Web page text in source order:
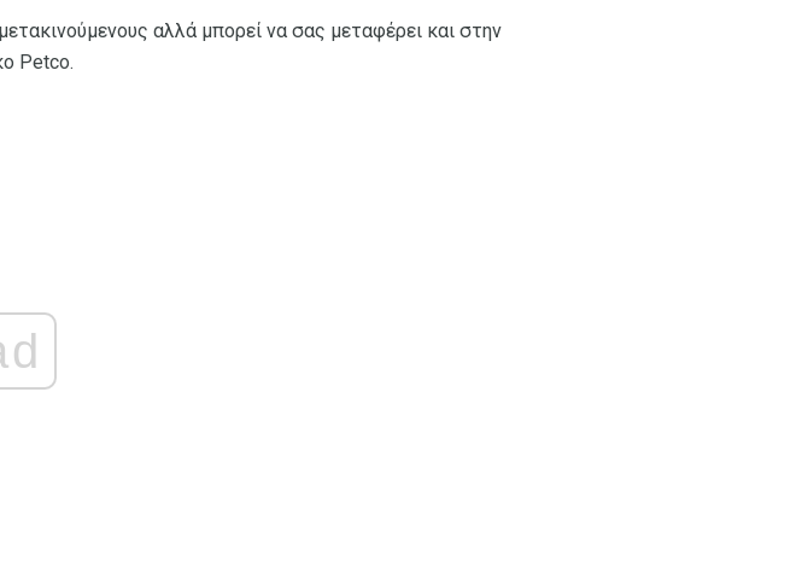
αλλά μπορεί να σας μεταφέρει και στην
Petco.